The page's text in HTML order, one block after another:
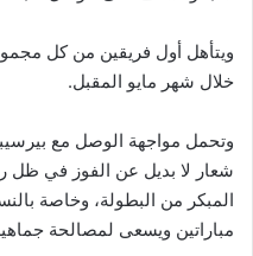
خلال شهر مايو المقبل.
وتحمل مواجهة الوصل مع
شعار لا بديل عن الفوز في ظل
المبكر من البطولة، وخاصة
مباراتين ويسعى لمصالحة